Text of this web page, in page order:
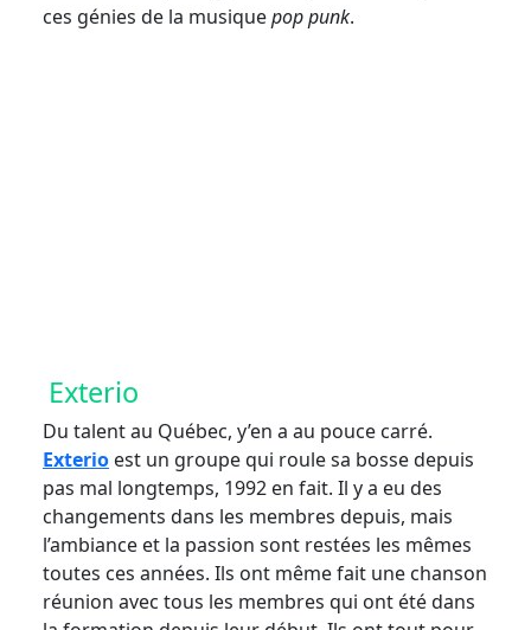
ces génies de la musiquepop punk.
Exterio
Du talent au Québec, y’en a au pouce carré.
Exterio est un groupe qui roule sa bosse depuis
pas mal longtemps, 1992 en fait. Il y a eu des
changements dans les membres depuis, mais
l’ambiance et la passion sont restées les mêmes
toutes ces années. Ils ont même fait une chanson
réunion avec tous les membres qui ont été dans